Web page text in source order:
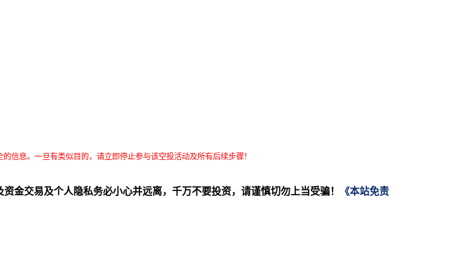
信息。一旦有类似目的，请立即停止参与该空投活动及所有后续步骤！
金交易及个人隐私务必小心并远离，千万不要投资，请谨慎切勿上当受骗！
《本站免责